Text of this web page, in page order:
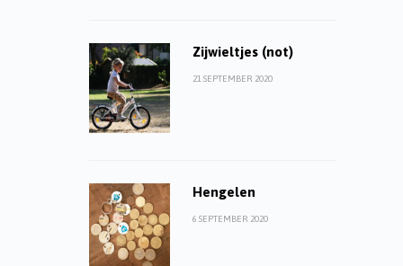
Zijwieltjes (not)
21 SEPTEMBER 2020
Hengelen
6 SEPTEMBER 2020